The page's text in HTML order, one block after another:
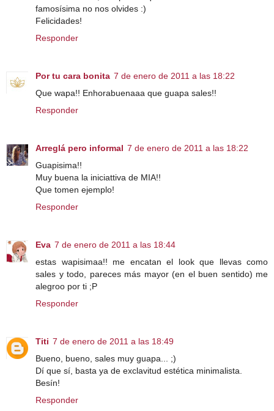
famosísima no nos olvides :)
Felicidades!
Responder
Por tu cara bonita 7 de enero de 2011 a las 18:22
Que wapa!! Enhorabuenaaa que guapa sales!!
Responder
Arreglá pero informal 7 de enero de 2011 a las 18:22
Guapisima!!
Muy buena la iniciattiva de MIA!!
Que tomen ejemplo!
Responder
Eva 7 de enero de 2011 a las 18:44
estas wapisimaa!! me encatan el look que llevas como
sales y todo, pareces más mayor (en el buen sentido) me
alegroo por ti ;P
Responder
Titi 7 de enero de 2011 a las 18:49
Bueno, bueno, sales muy guapa... ;)
Dí que sí, basta ya de exclavitud estética minimalista.
Besín!
Responder